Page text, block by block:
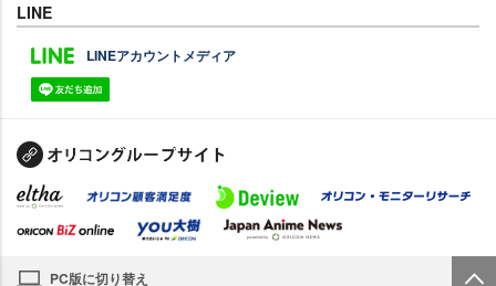
LINE
LINEアカウントメディア
PC版に切り替え